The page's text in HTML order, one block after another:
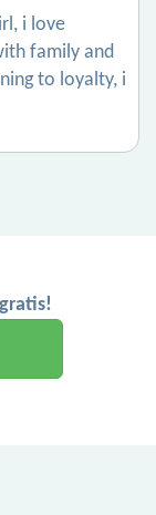
i love
family and
to loyalty, i